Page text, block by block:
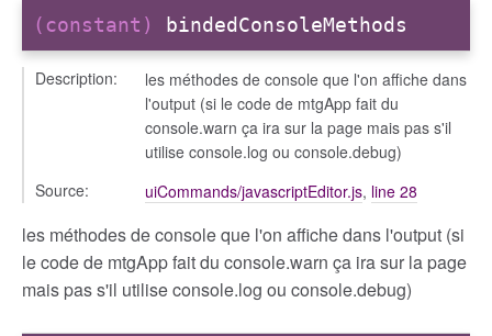
(constant) bindedConsoleMethods
Description:
les méthodes de console que l'on affiche dans
l'output (si le code de mtgApp fait du
console.warn ça ira sur la page mais pas s'il
utilise console.log ou console.debug)
Source:
uiCommands/javascriptEditor.js, line 28
les méthodes de console que l'on affiche dans l'output (si
le code de mtgApp fait du console.warn ça ira sur la page
mais pas s'il utilise console.log ou console.debug)